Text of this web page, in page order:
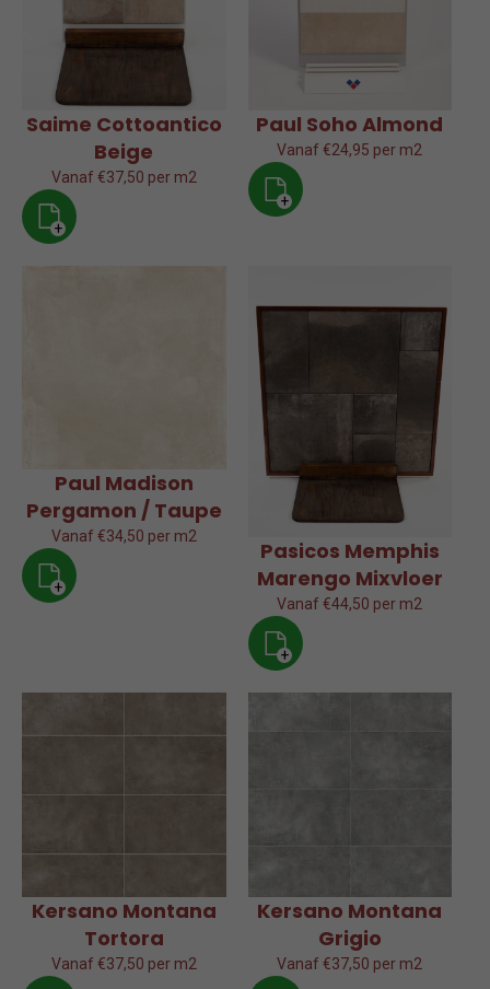
Saime Cottoantico
Beige
Vanaf €37,50 per m2
+
Paul Soho Almond
Vanaf €24,95 per m2
+
Paul Madison
Pergamon / Taupe
Vanaf €34,50 per m2
+
Pasicos Memphis
Marengo Mixvloer
Vanaf €44,50 per m2
+
Kersano Montana
Tortora
Vanaf €37,50 per m2
Kersano Montana
Grigio
Vanaf €37,50 per m2